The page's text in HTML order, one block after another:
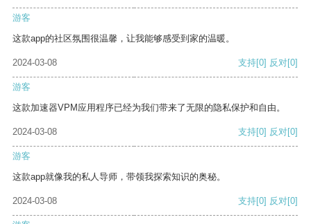
游客
这款app的社区氛围很温馨，让我能够感受到家的温暖。
2024-03-08 支持[0] 反对[0]
游客
这款加速器VPM应用程序已经为我们带来了无限的隐私保护和自由。
2024-03-08 支持[0] 反对[0]
游客
这款app就像我的私人导师，带领我探索知识的奥秘。
2024-03-08 支持[0] 反对[0]